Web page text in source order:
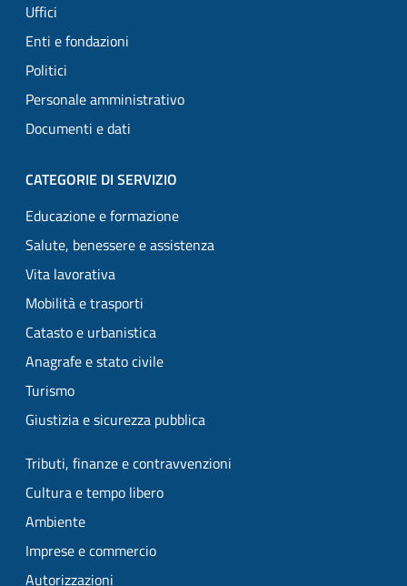
Uffici
Enti e fondazioni
Politici
Personale amministrativo
Documenti e dati
CATEGORIE DI SERVIZIO
Educazione e formazione
Salute, benessere e assistenza
Vita lavorativa
Mobilità e trasporti
Catasto e urbanistica
Anagrafe e stato civile
Turismo
Giustizia e sicurezza pubblica
Tributi, finanze e contravvenzioni
Cultura e tempo libero
Ambiente
Imprese e commercio
Autorizzazioni